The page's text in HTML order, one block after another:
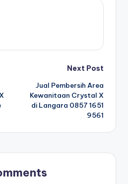
Next Post
Jual Pembersih Area
Kewanitaan Crystal X
di Langara 0857 1651
9561